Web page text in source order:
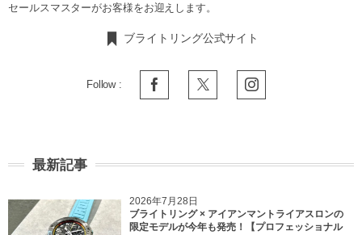
セールスマスターがお客様をお迎えします。
ブライトリング公式サイト
Follow :
最新記事
2026年7月28日
ブライトリング × アイアンマントライアスロンの
限定モデルが今年も発売！【プロフェッショナル